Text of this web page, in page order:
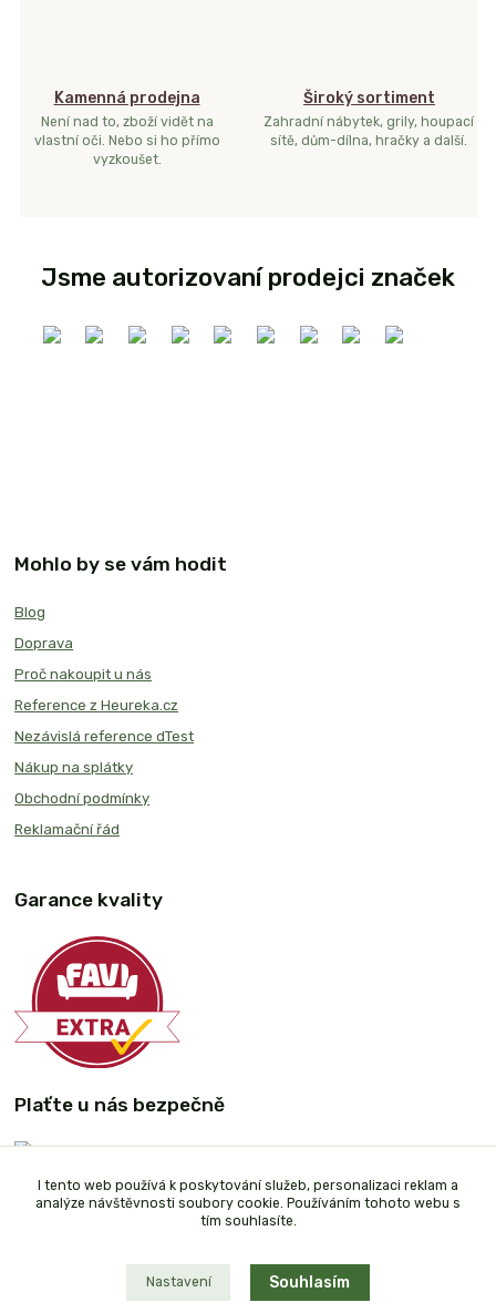
Kamenná prodejna
Není nad to, zboží vidět na
vlastní oči. Nebo si ho přímo
vyzkoušet.
Široký sortiment
Zahradní nábytek, grily, houpací
sítě, dům-dílna, hračky a další.
Jsme autorizovaní prodejci značek
Mohlo by se vám hodit
Blog
Doprava
Proč nakoupit u nás
Reference z Heureka.cz
Nezávislá reference dTest
Nákup na splátky
Obchodní podmínky
Reklamační řád
Garance kvality
Plaťte u nás bezpečně
I tento web používá k poskytování služeb, personalizaci reklam a
analýze návštěvnosti soubory cookie. Používáním tohoto webu s
tím souhlasíte.
Nastavení Souhlasím